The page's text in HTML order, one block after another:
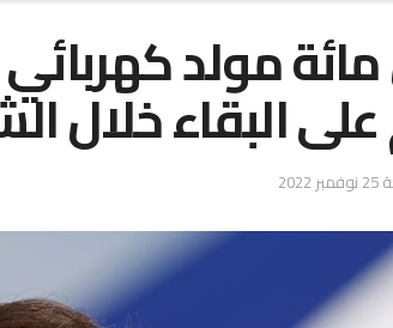
مولد كهربائي
البقاء خلال